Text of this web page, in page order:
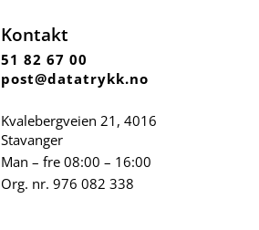
Kontakt
51 82 67 00
post@datatrykk.no
Kvalebergveien 21 , 4016
Stavanger
Man – fre 08:00 – 16:00
Org. nr. 976 082 338